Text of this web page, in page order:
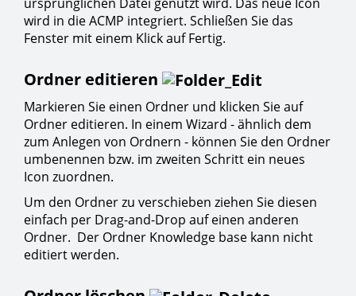
wird in die ACMP integriert. Schließen Sie das
Fenster mit einem Klick auf Fertig.
Ordner editieren
Markieren Sie einen Ordner und klicken Sie auf
Ordner editieren. In einem Wizard - ähnlich dem
zum Anlegen von Ordnern - können Sie den Ordner
umbenennen bzw. im zweiten Schritt ein neues
Icon zuordnen.
Um den Ordner zu verschieben ziehen Sie diesen
einfach per Drag-and-Drop auf einen anderen
Ordner. Der Ordner Knowledge base kann nicht
editiert werden.